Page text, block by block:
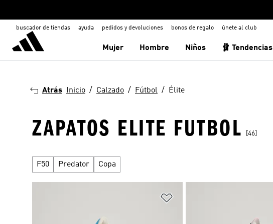
buscador de tiendas ayuda pedidos y devoluciones bonos de regalo únete al club
Mujer Hombre Niños 🩰 Tendencias
Atrás Inicio Calzado Fútbol Élite
ZAPATOS ELITE FUTBOL [46]
F50 Predator Copa